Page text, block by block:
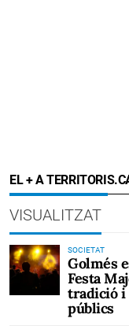
EL + A
VISUALITZAT
SOCIETAT
Golmés
Festa
tradició i
públics